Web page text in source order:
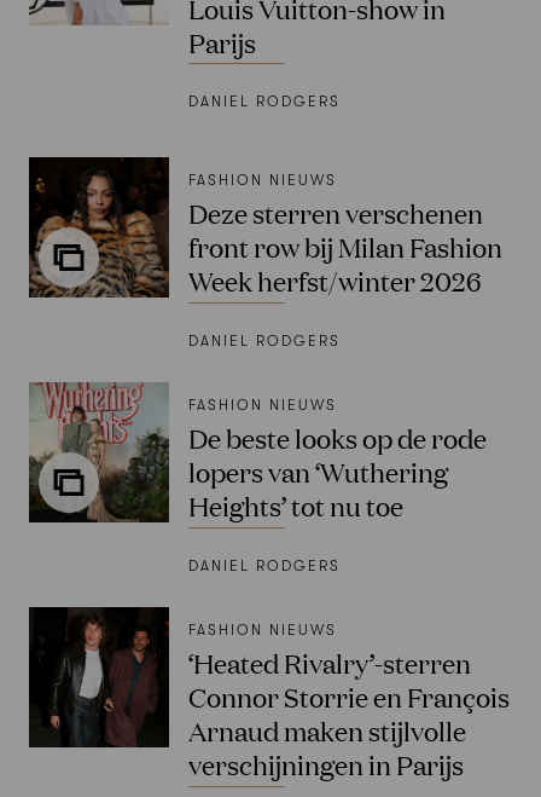
Louis Vuitton-show in
Parijs
DANIEL RODGERS
FASHION NIEUWS
Deze sterren verschenen
front row bij Milan Fashion
Week herfst/winter 2026
DANIEL RODGERS
FASHION NIEUWS
De beste looks op de rode
lopers van ‘Wuthering
Heights’ tot nu toe
DANIEL RODGERS
FASHION NIEUWS
‘Heated Rivalry’-sterren
Connor Storrie en François
Arnaud maken stijlvolle
verschijningen in Parijs